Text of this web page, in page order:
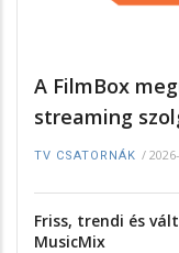
A FilmBox
streaming
TV CSATORNÁK /
Friss, trendi és
MusicMix